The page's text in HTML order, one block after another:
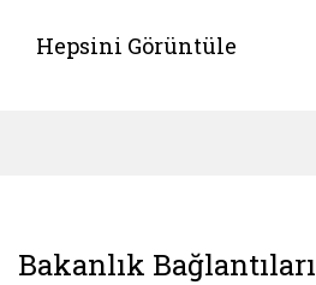
Hepsini Görüntüle
Bakanlık Bağlantıları